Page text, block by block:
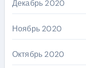
Декабрь 2020
Ноябрь 2020
Октябрь 2020